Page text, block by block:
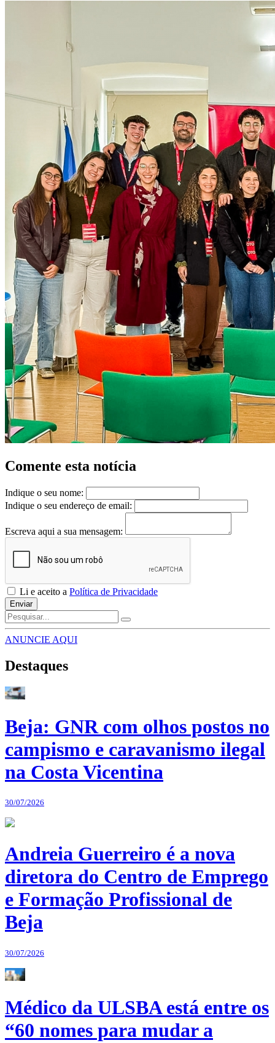
Comente esta notícia
Indique o seu nome:
Indique o seu endereço de email:
Escreva aqui a sua mensagem:
Li e aceito a Política de Privacidade
Enviar
ANUNCIE AQUI
Destaques
Beja: GNR com olhos postos no
campismo e caravanismo ilegal
na Costa Vicentina
30/07/2026
Andreia Guerreiro é a nova
diretora do Centro de Emprego
e Formação Profissional de
Beja
30/07/2026
Médico da ULSBA está entre os
“60 nomes para mudar a